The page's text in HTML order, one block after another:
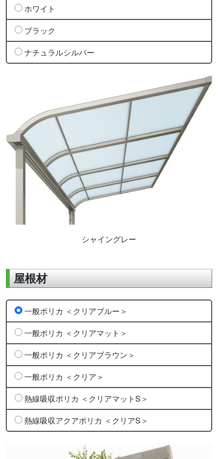
シャイングレー
ホワイト
ブラック
ナチュラルシルバー
屋根材
一般ポリカ ＜クリアブルー＞
一般ポリカ ＜クリアマット＞
一般ポリカ ＜クリアブラウン＞
一般ポリカ ＜クリア＞
熱線吸収ポリカ ＜クリアマットS＞
熱線吸収アクアポリカ ＜クリアS＞